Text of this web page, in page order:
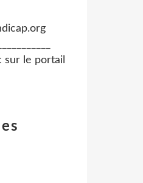
sur le portail